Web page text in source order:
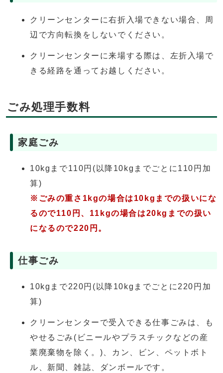
クリーンセンターに右折入場できない場合、周
辺で方向転換をしないでください。
クリーンセンターに来場する際は、左折入場で
きる経路を通ってお越しください。
ごみ処理手数料
家庭ごみ
10kgまで110円(以降10kgまでごとに110円加
算)
※ごみの重さ1kgの場合は10kgまでの扱いにな
るので110円、11kgの場合は20kgまでの扱い
になるので220円。
仕事ごみ
10kgまで220円(以降10kgまでごとに220円加
算)
クリーンセンターで受入できる仕事ごみは、も
やせるごみ(ビニールやプラスチックなどの産
業廃棄物を除く。)、カン、ビン、ペットボト
ル、新聞、雑誌、ダンボールです。